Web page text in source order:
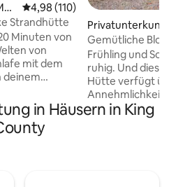
Durchschnittliche Bewertung:
4,98 (110)
Strandhütte
Minuten von
von
mit dem
deinem
Privatunterkunft
end
Gemütliche
Unberührt &
Frühling und
ruhig. Und diese
Hütte verfügt
den perfekten
Geräumige
in Häusern in King